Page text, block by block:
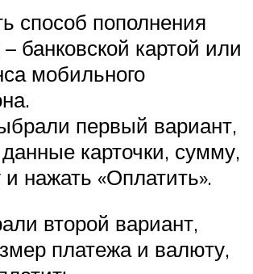
способ пополнения
банковской картой или
мобильного
первый вариант,
карточки, сумму,
нажать «Оплатить».
второй вариант,
платежа и валюту,